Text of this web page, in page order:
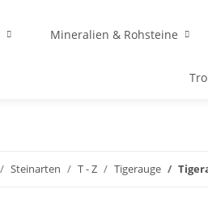
Mineralien & Rohsteine
Steinarten T - Z Tigerauge